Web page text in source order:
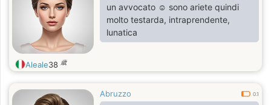
un avvocato ☺️ sono ariete quindi
molto testarda, intraprendente,
lunatica
Aleale38 歳
Abruzzo 0.1